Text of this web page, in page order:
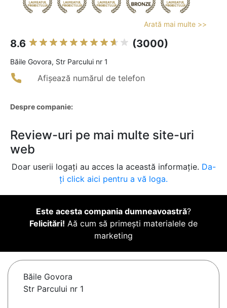
Arată mai multe >>
8.6 (3000)
Băile Govora, Str Parcului nr 1
Afișează numărul de telefon
Despre companie:
Review-uri pe mai multe site-uri
web
Doar userii logați au acces la această informație. Da-
ți click aici pentru a vă loga.
Este acesta compania dumneavoastră?
Felicitări! Aă cum să primești materialele de
marketing
Băile Govora
Str Parcului nr 1